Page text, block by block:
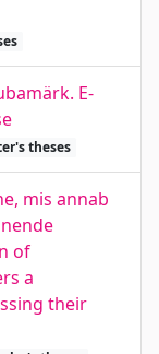
E-
theses
mis annab
of
a
their